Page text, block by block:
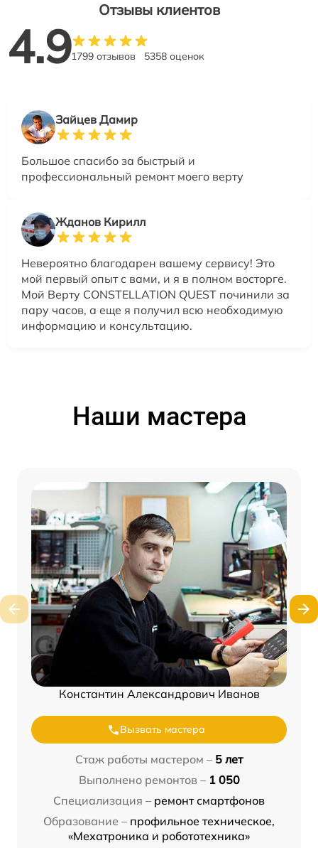
Отзывы клиентов
4.91799 отзывов 5358 оценок
Зайцев Дамир
Большое спасибо за быстрый и
профессиональный ремонт моего верту
Жданов Кирилл
Невероятно благодарен вашему сервису! Это
мой первый опыт с вами, и я в полном восторге.
Мой Верту CONSTELLATION QUEST починили за
пару часов, а еще я получил всю необходимую
информацию и консультацию.
Наши мастера
Константин Александрович Иванов
Вызвать мастера
Стаж работы мастером – 5 лет
Выполнено ремонтов – 1 050
Специализация – ремонт смартфонов
Образование – профильное техническое,
«Мехатроника и робототехника»